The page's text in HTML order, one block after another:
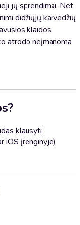
jų sprendimai. Net
didžiųjų karvedžių
klaidos.
atrodo neįmanoma
klausyti
iOS įrenginyje)